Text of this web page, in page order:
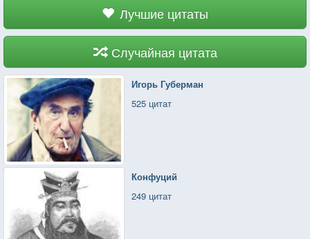
Лучшие цитаты
Случайная цитата
Игорь Губерман
525 цитат
Конфуций
249 цитат